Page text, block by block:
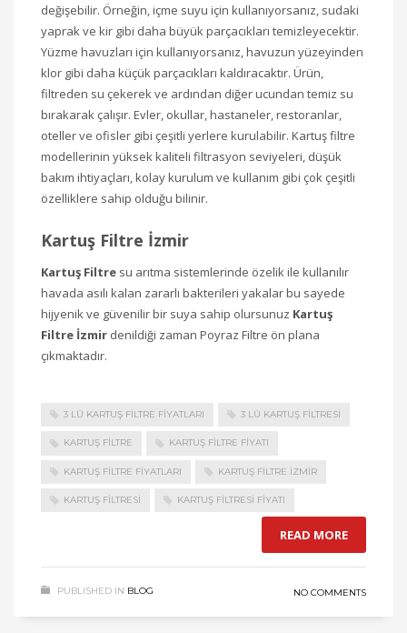
değişebilir. Örneğin, içme suyu için kullanıyorsanız, sudaki
yaprak ve kir gibi daha büyük parçacıkları temizleyecektir.
Yüzme havuzları için kullanıyorsanız, havuzun yüzeyinden
klor gibi daha küçük parçacıkları kaldıracaktır. Ürün,
filtreden su çekerek ve ardından diğer ucundan temiz su
bırakarak çalışır. Evler, okullar, hastaneler, restoranlar,
oteller ve ofisler gibi çeşitli yerlere kurulabilir. Kartuş filtre
modellerinin yüksek kaliteli filtrasyon seviyeleri, düşük
bakım ihtiyaçları, kolay kurulum ve kullanım gibi çok çeşitli
özelliklere sahip olduğu bilinir.
Kartuş Filtre İzmir
Kartuş Filtre su arıtma sistemlerinde özelik ile kullanılır
havada asılı kalan zararlı bakterileri yakalar bu sayede
hijyenik ve güvenilir bir suya sahip olursunuz Kartuş
Filtre İzmir denildiği zaman Poyraz Filtre ön plana
çıkmaktadır.
3 LÜ KARTUŞ FİLTRE FİYATLARI 3 LÜ KARTUŞ FİLTRESİ
KARTUŞ FİLTRE KARTUŞ FİLTRE FİYATI
KARTUŞ FİLTRE FİYATLARI KARTUŞ FİLTRE İZMİR
KARTUŞ FİLTRESİ KARTUŞ FİLTRESİ FİYATI
READ MORE
PUBLISHED IN BLOG NO COMMENTS